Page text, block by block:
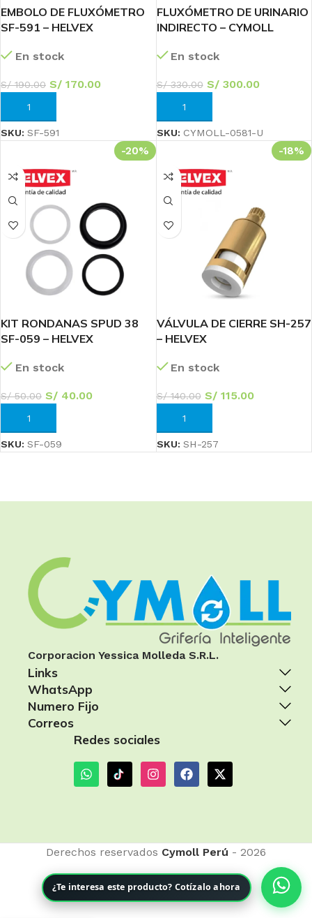
¿Te interesa este producto? Cotízalo ahora
EMBOLO DE FLUXÓMETRO
SF-591 – HELVEX
En stock
S/190.00 S/ 170.00
AÑADIR AL CARRITO
SKU: SF-591
FLUXÓMETRO DE URINARIO
INDIRECTO – CYMOLL
En stock
S/330.00 S/300.00
AÑADIR AL CARRITO
SKU: CYMOLL-0581-U
-20%
KIT RONDANAS SPUD 38
SF-059 – HELVEX
En stock
S/50.00 S/ 40.00
AÑADIR AL CARRITO
SKU: SF-059
-18%
VÁLVULA DE CIERRE SH-257
– HELVEX
En stock
S/140.00 S/115.00
AÑADIR AL CARRITO
SKU: SH-257
Corporacion Yessica Molleda S.R.L.
Links
WhatsApp
Numero Fijo
Correos
Redes sociales
Derechos reservados Cymoll Perú - 2026